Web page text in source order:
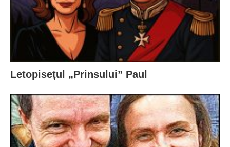
Letopisețul „Prinsului” Paul